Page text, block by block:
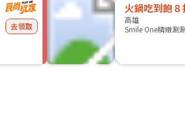
去領取
火鍋吃到飽８
高雄
Smile One精緻涮